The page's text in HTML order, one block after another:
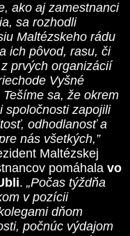
ako aj zamestnanci
sa rozhodli
Maltézskeho rádu
ich pôvod, rasu, či
prvých organizácií
Vyšné
sa, že okrem
spoločnosti zapojili
odhodlanosť a
nás všetkých,”
Maltézskej
pomáhala vo
. „Počas týždňa
v pozícii
dňom
počnúc výdajom